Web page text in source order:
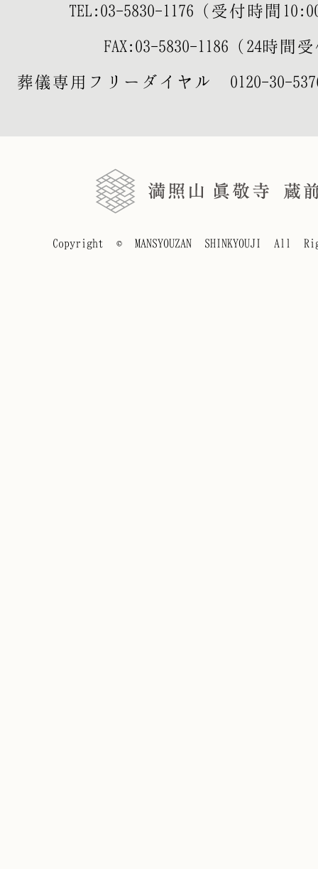
TEL: 03-5830-1176 （受付時間
FAX:03-5830-1186（24時間
葬儀専用フリーダイヤル 0120-30-
Copyright © MANSYOUZAN SHINKYOUJI All